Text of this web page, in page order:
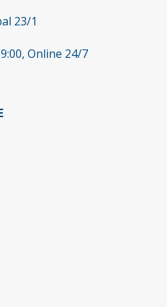
23/1
Online 24/7